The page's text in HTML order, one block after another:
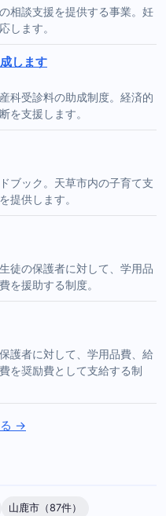
相談支援を提供する事業。妊
します。
します
科受診料の助成制度。経済的
を支援します。
ブック。天草市内の子育て支
提供します。
徒の保護者に対して、学用品
を援助する制度。
護者に対して、学用品費、給
を奨励費として支給する制
る →
山鹿市（87件）